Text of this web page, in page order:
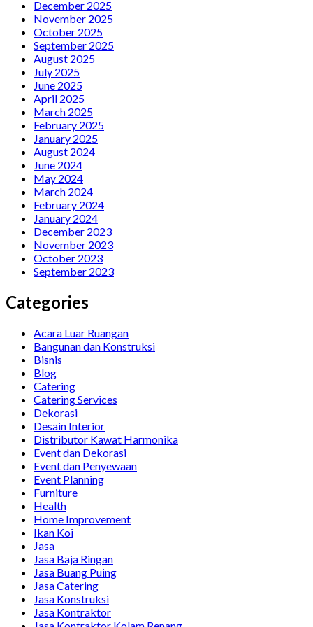
December 2025
November 2025
October 2025
September 2025
August 2025
July 2025
June 2025
April 2025
March 2025
February 2025
January 2025
August 2024
June 2024
May 2024
March 2024
February 2024
January 2024
December 2023
November 2023
October 2023
September 2023
Categories
Acara Luar Ruangan
Bangunan dan Konstruksi
Bisnis
Blog
Catering
Catering Services
Dekorasi
Desain Interior
Distributor Kawat Harmonika
Event dan Dekorasi
Event dan Penyewaan
Event Planning
Furniture
Health
Home Improvement
Ikan Koi
Jasa
Jasa Baja Ringan
Jasa Buang Puing
Jasa Catering
Jasa Konstruksi
Jasa Kontraktor